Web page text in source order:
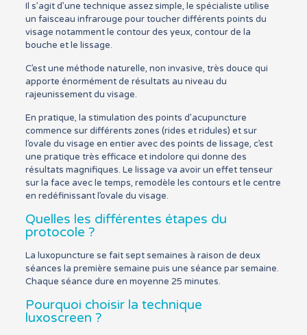
Il s’agit d’une technique assez simple, le spécialiste utilise
un faisceau infrarouge pour toucher différents points du
visage notamment le contour des yeux, contour de la
bouche et le lissage.
C’est une méthode naturelle, non invasive, très douce qui
apporte énormément de résultats au niveau du
rajeunissement du visage.
En pratique, la stimulation des points d’acupuncture
commence sur différents zones (rides et ridules) et sur
l’ovale du visage en entier avec des points de lissage, c’est
une pratique très efficace et indolore qui donne des
résultats magnifiques. Le lissage va avoir un effet tenseur
sur la face avec le temps, remodèle les contours et le centre
en redéfinissant l’ovale du visage.
Quelles les différentes étapes du
protocole ?
La luxopuncture se fait sept semaines à raison de deux
séances la première semaine puis une séance par semaine.
Chaque séance dure en moyenne 25 minutes.
Pourquoi choisir la technique
luxoscreen ?